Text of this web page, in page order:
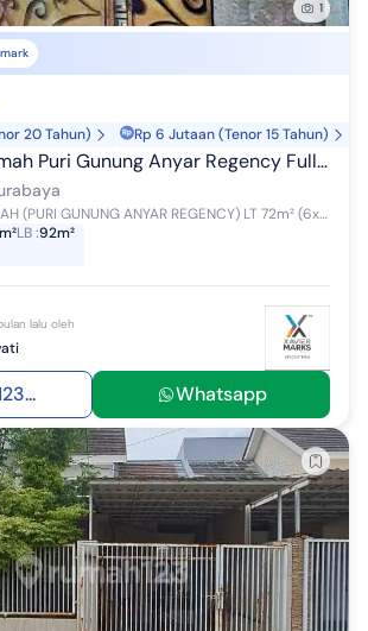
1
20 Tahun) Rp 6 Jutaan (Tenor 15 Tahun)
Gunung Anyar Regency Full Keramik Batu Alam
DIJUAL CEPAT RUMAH (PURI GUNUNG ANYAR REGENCY) LT 72m² (6x11) LB 92m² 1,5 lantai KT 4 KM 2 Full keramik dan batu alam Row jln 2 mbl Kitchen set ...
LB:92m²
lalu oleh
Whatsapp